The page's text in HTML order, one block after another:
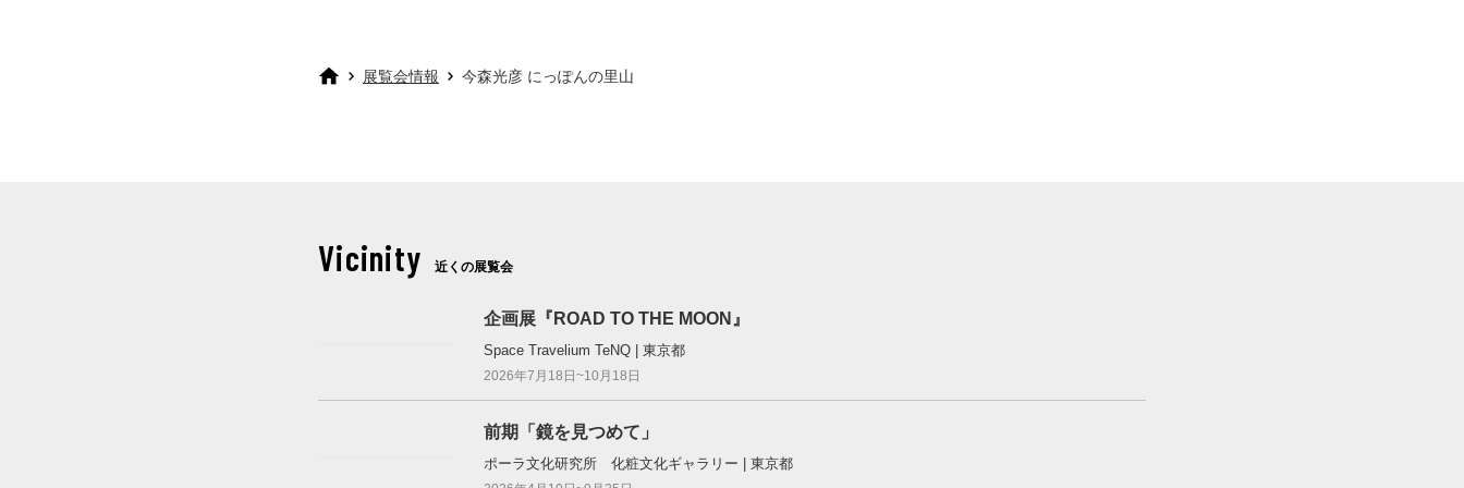
展覧会情報 今森光彦 にっぽんの里山
Vicinity 近くの展覧会
企画展『ROAD TO THE MOON』
Space Travelium TeNQ | 東京都
2026年7月18日~10月18日
前期「鏡を見つめて」
ポーラ文化研究所 化粧文化ギャラリー | 東京都